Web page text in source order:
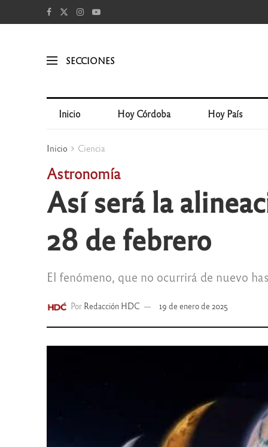
SECCIONES
Inicio Hoy Córdoba Hoy País
Inicio Ciencia
Astronomía
Así será la
28 de febrero
El fenómeno, que no ocurrirá de nuevo
Por Redacción HDC 19 de enero de 2025